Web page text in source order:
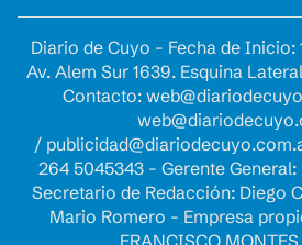
Diario de Cuyo - Fecha de
Av. Alem Sur 1639. Esquina
Contacto:
/
264 5045343 - Gerente
Secretario de Redacción: Diego
Mario Romero - Empresa
FRANCISCO MONTES